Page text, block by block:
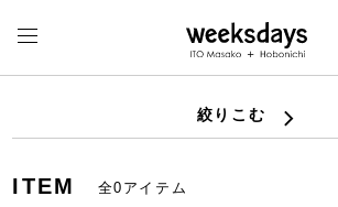
絞りこむ
ITEM 全0アイテム